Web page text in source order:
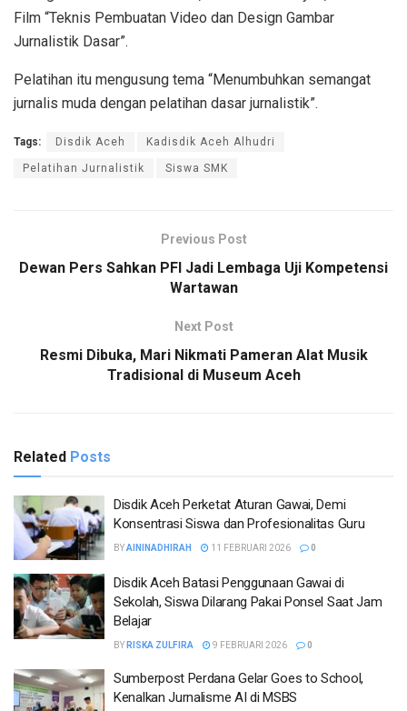
Film “Teknis Pembuatan Video dan Design Gambar
Jurnalistik Dasar”.
Pelatihan itu mengusung tema “Menumbuhkan semangat
jurnalis muda dengan pelatihan dasar jurnalistik”.
Tags: Disdik Aceh Kadisdik Aceh Alhudri
Pelatihan Jurnalistik Siswa SMK
Previous Post
Dewan Pers Sahkan PFI Jadi Lembaga Uji Kompetensi
Wartawan
Next Post
Resmi Dibuka, Mari Nikmati Pameran Alat Musik
Tradisional di Museum Aceh
Related Posts
Disdik Aceh Perketat Aturan Gawai, Demi
Konsentrasi Siswa dan Profesionalitas Guru
BYAININADHIRAH 11 FEBRUARI 2026 0
Disdik Aceh Batasi Penggunaan Gawai di
Sekolah, Siswa Dilarang Pakai Ponsel Saat Jam
Belajar
BY RISKA ZULFIRA 9 FEBRUARI 2026 0
Sumberpost Perdana Gelar Goes to School,
Kenalkan Jurnalisme AI di MSBS